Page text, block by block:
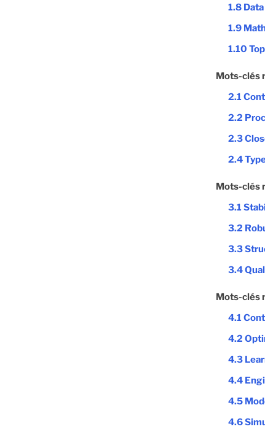
1.8
1.9
1.10
Mots-clés
2.1
2.2
2.3
2.4
Mots-clés
3.1
3.2
3.3
3.4
Mots-clés
4.1
4.2
4.3
4.4
4.5
4.6